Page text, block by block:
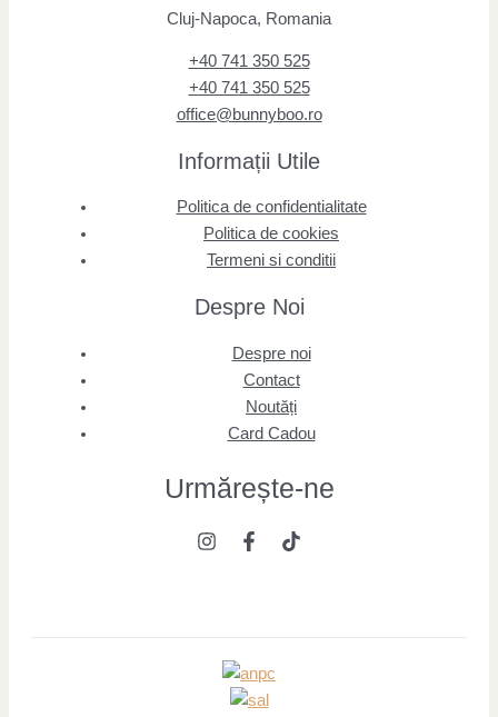
Cluj-Napoca, Romania
+40 741 350 525
+40 741 350 525
office@bunnyboo.ro
Informații Utile
Politica de confidentialitate
Politica de cookies
Termeni si conditii
Despre Noi
Despre noi
Contact
Noutăți
Card Cadou
Urmărește-ne